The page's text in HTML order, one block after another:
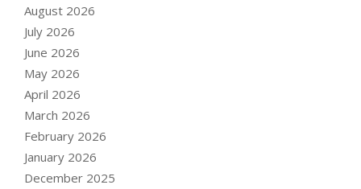
August 2026
July 2026
June 2026
May 2026
April 2026
March 2026
February 2026
January 2026
December 2025